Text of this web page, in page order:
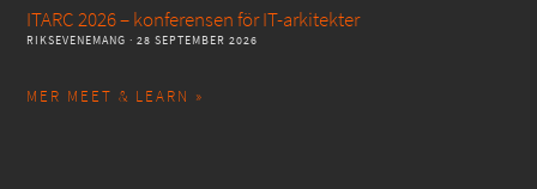
ITARC 2026 – konferensen för IT-arkitekter
RIKSEVENEMANG · 28 SEPTEMBER 2026
MER MEET & LEARN »